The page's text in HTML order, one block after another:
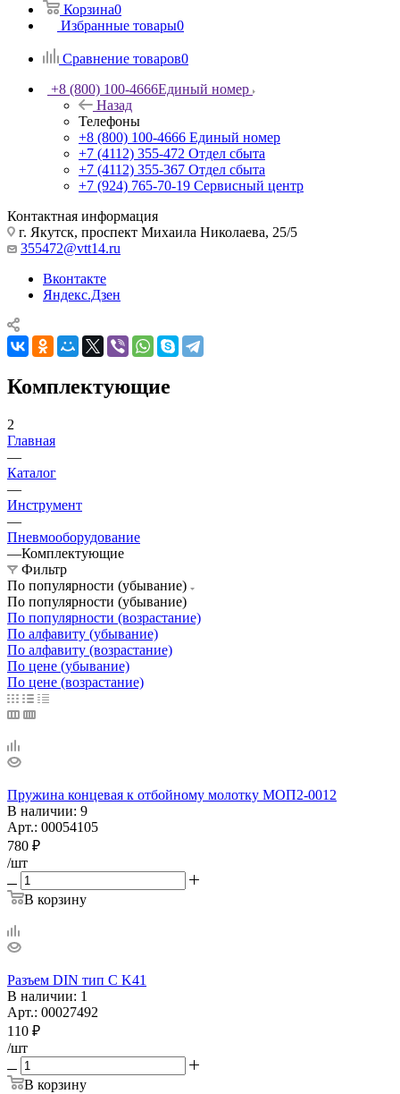
Корзина0
Избранные товары0
Сравнение товаров0
+8 (800) 100-4666Единый номер
Назад
Телефоны
+8 (800) 100-4666 Единый номер
+7 (4112) 355-472 Отдел сбыта
+7 (4112) 355-367 Отдел сбыта
+7 (924) 765-70-19 Сервисный центр
Контактная информация
г. Якутск, проспект Михаила Николаева, 25/5
355472@vtt14.ru
Вконтакте
Яндекс.Дзен
Комплектующие
2
Главная
—
Каталог
—
Инструмент
—
Пневмооборудование
—Комплектующие
Фильтр
По популярности (убывание)
По популярности (убывание)
По популярности (возрастание)
По алфавиту (убывание)
По алфавиту (возрастание)
По цене (убывание)
По цене (возрастание)
Пружина концевая к отбойному молотку МОП2-0012
В наличии: 9
Арт.: 00054105
780 ₽
/шт
В корзину
Разъем DIN тип С K41
В наличии: 1
Арт.: 00027492
110 ₽
/шт
В корзину